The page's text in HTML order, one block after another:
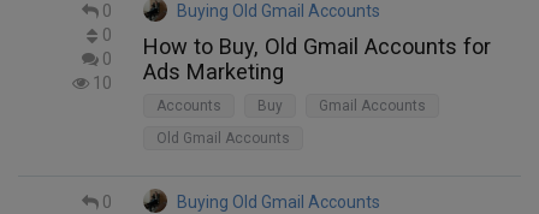
0
0
0
10
Buying Old Gmail Accounts
How to Buy, Old Gmail Accounts for
Ads Marketing
Accounts Buy
Gmail Accounts
Old Gmail Accounts
0
Buying Old Gmail Accounts